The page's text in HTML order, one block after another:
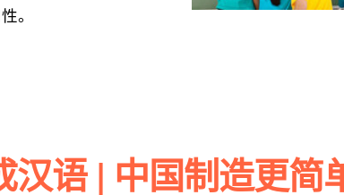
。
汉语 | 中国制造更简